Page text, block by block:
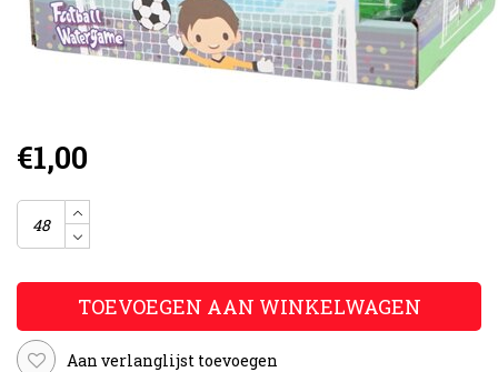
€1,00
TOEVOEGEN AAN WINKELWAGEN
Aan verlanglijst toevoegen